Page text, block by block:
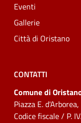
Eventi
Gallerie
Città di Oristano
CONTATTI
Comune di
Piazza E.
Codice fiscale / P.